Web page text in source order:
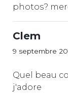
photos?
Clem
9 septembre
Quel beau
j'adore